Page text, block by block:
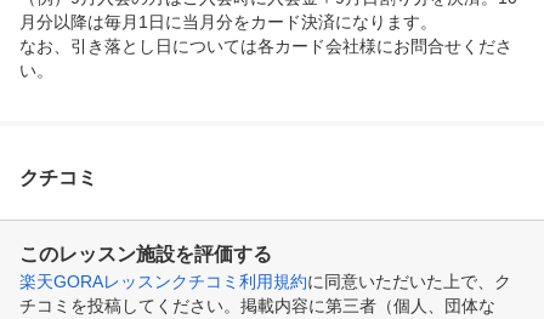
月分以降は毎月1日に当月分をカード決済になります。
なお、引き落とし日については各カード会社様にお問合せくださ
い。
クチコミ
このレッスン施設を評価する
楽天GORAレッスンクチコミ利用規約に同意いただいた上で、ク
チコミを投稿してください。掲載内容に第三者（個人、団体な